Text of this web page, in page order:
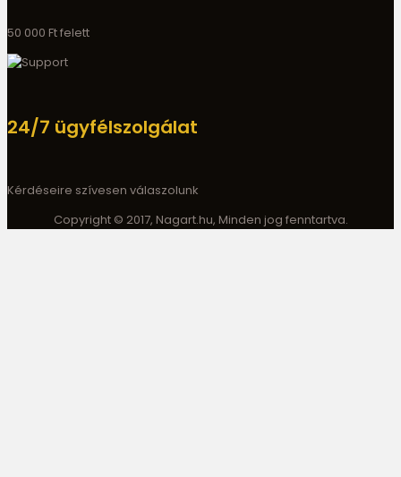
50 000 Ft felett
24/7 ügyfélszolgálat
Kérdéseire szívesen válaszolunk
Copyright © 2017, Nagart.hu, Minden jog fenntartva.